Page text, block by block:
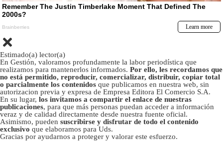
Estimado(a) lector(a)
En Gestión, valoramos profundamente la labor periodística que
realizamos para mantenerlos informados. Por ello, les recordamos que
no está permitido, reproducir, comercializar, distribuir, copiar total
o parcialmente los contenidos que publicamos en nuestra web, sin
autorizacion previa y expresa de Empresa Editora El Comercio S.A.
En su lugar, los invitamos a compartir el enlace de nuestras
publicaciones, para que más personas puedan acceder a información
veraz y de calidad directamente desde nuestra fuente oficial.
Asimismo, pueden suscribirse y disfrutar de todo el contenido
exclusivo que elaboramos para Uds.
Gracias por ayudarnos a proteger y valorar este esfuerzo.